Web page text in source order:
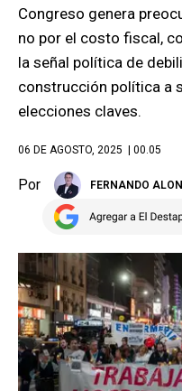
Congreso genera
no por el costo fiscal,
la señal política de
construcción política a
elecciones claves.
06 DE AGOSTO, 2025 | 00.05
Por FERNANDO